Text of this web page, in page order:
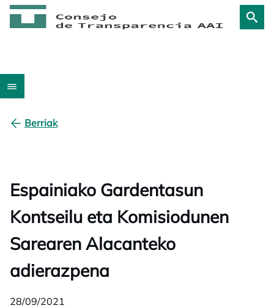
Berriak
Espainiako Gardentasun
Kontseilu eta Komisiodunen
Sarearen Alacanteko
adierazpena
28/09/2021